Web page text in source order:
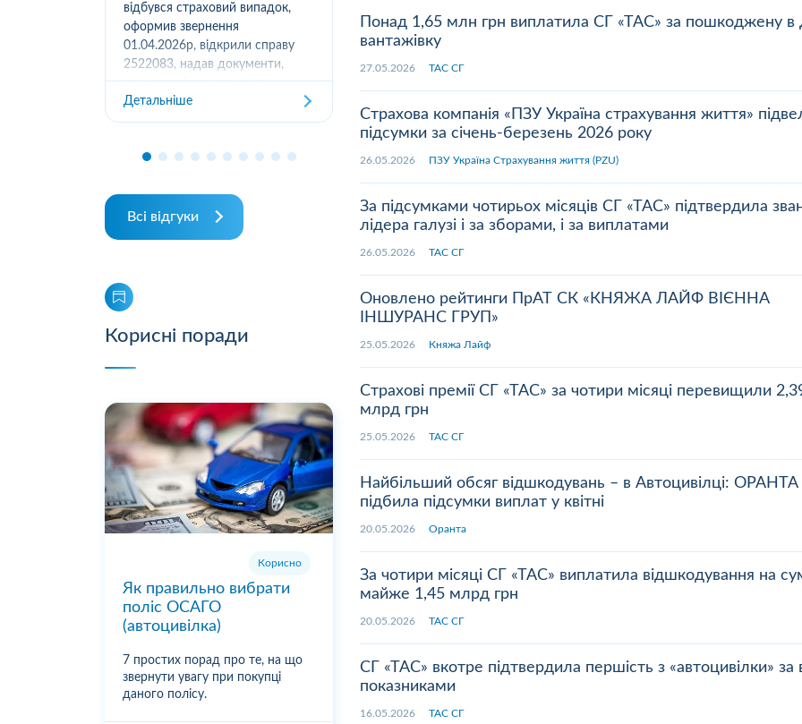
відбувся страховий випадок,
оформив звернення
01.04.2026р, відкрили справу
2522083, надав документи,
отримав підтвердження
отримання, взяли в роботу. 2
місяці жодного повідомлення
Детальніше
та зручність...
Детальніше
перетелефонують" Вже
Всі відгуки
Корисні поради
Корисно
Як правильно вибрати
поліс ОСАГО
(автоцивілка)
7 простих порад про те, на що
звернути увагу при покупці
даного полісу.
Понад 1,65 млн грн виплатила СГ «ТАС» за пошкоджену в
вантажівку
27.05.2026 ТАС СГ
Страхова компанія «ПЗУ Україна страхування життя»
підсумки за січень-березень 2026 року
26.05.2026 ПЗУ Україна Страхування життя (PZU)
За підсумками чотирьох місяців СГ «ТАС» підтвердила
лідера галузі і за зборами, і за виплатами
26.05.2026 ТАС СГ
Оновлено рейтинги ПрАТ СК «КНЯЖА ЛАЙФ ВІЄННА
ІНШУРАНС ГРУП»
25.05.2026 Княжа Лайф
Страхові премії СГ «ТАС» за чотири місяці перевищили
млрд грн
25.05.2026 ТАС СГ
Найбільший обсяг відшкодувань – в Автоцивілці: ОРАНТА
підбила підсумки виплат у квітні
20.05.2026 Оранта
За чотири місяці СГ «ТАС» виплатила відшкодування на
майже 1,45 млрд грн
20.05.2026 ТАС СГ
СГ «ТАС» вкотре підтвердила першість з «автоцивілки» за
показниками
16.05.2026 ТАС СГ